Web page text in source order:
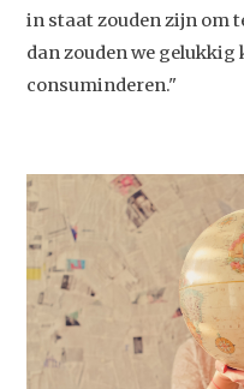
in staat zouden zijn om
dan zouden we
consuminderen."